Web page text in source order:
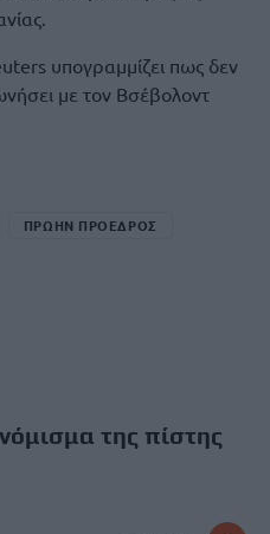
υπογραμμίζει πως δεν
με τον Βσέβολοντ
ΠΡΩΗΝ ΠΡΟΕΔΡΟΣ
της πίστης